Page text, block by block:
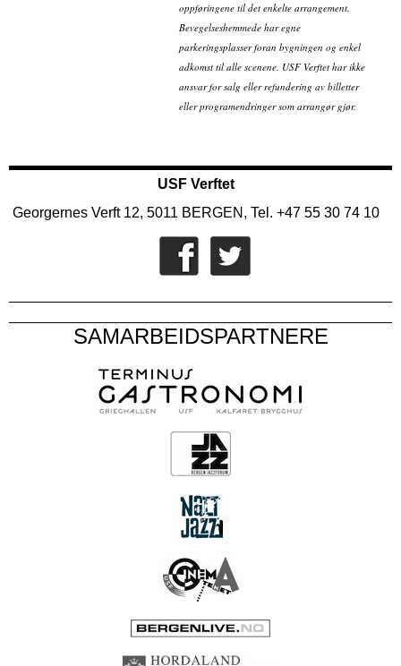
oppføringene til det enkelte arrangement.
Bevegelseshemmede har egne
parkeringsplasser foran bygningen og enkel
adkomst til alle scenene. USF Verftet har ikke
ansvar for salg eller refundering av billetter
eller programendringer som arrangør gjør.
USF Verftet
Georgernes Verft 12, 5011 BERGEN, Tel. +47 55 30 74 10
SAMARBEIDSPARTNERE